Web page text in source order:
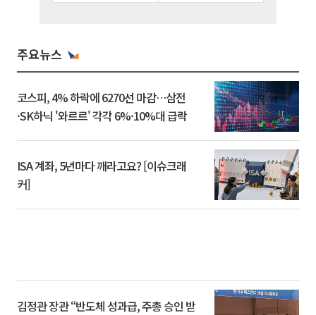
주요뉴스
코스피, 4% 하락에 6270선 마감…삼전
·SK하닉 '와르르' 각각 6%·10%대 급락
ISA 계좌, 5년마다 깨라고요? [이슈크래
커]
김정관 장관 “반도체 성과급, 주총 승인 받